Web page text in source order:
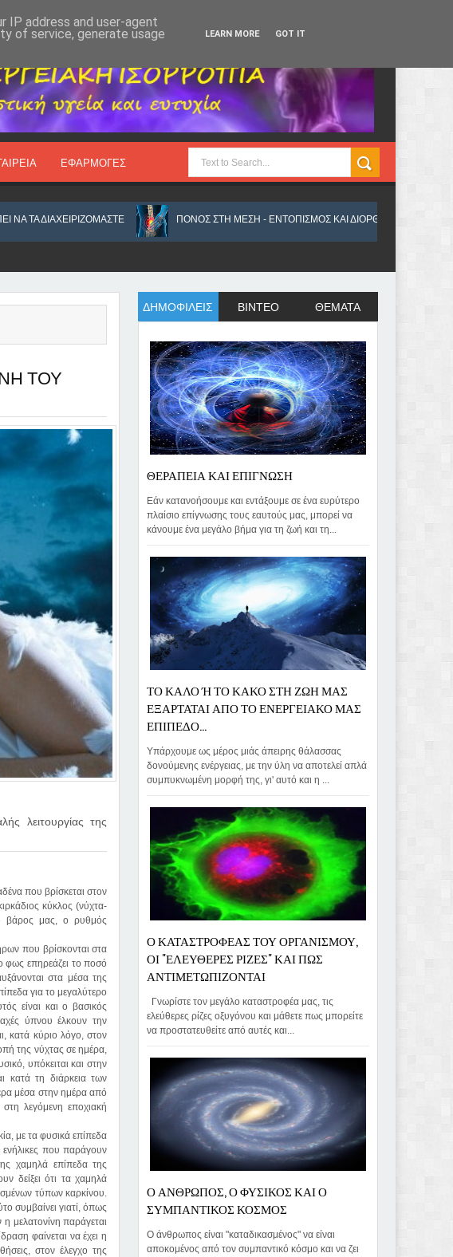
ΕΦΑΡΜΟΓΕΣ
ΠΟΝΟΣ ΣΤΗ ΜΕΣΗ - ΕΝΤΟΠΙΣΜΟΣ ΚΑΙ ΔΙΟΡΘΩΣΗ ΤΟΥ ΠΡΟΒΛΗΜΑΤΟΣ
ΣΤΟΥΣ ΠΝΕΥΜΟΝΕΣ ΚΑΙ ΔΙΑΤΑΡΑΧΗΣ ΤΟΥ ΟΥΡΟΠΟΙΗΤΙΚΟΥ
ΤΟΥ
λειτουργίας της
που βρίσκεται στον
κύκλος (νύχτα-
βάρος μας, ο ρυθμός
που βρίσκονται στα
φως επηρεάζει το ποσό
στα μέσα της
για το μεγαλύτερο
είναι και ο βασικός
ύπνου έλκουν την
κατά κύριο λόγο, στον
της νύχτας σε ημέρα,
υπόκειται και στην
κατά τη διάρκεια των
μέσα στην ημέρα από
λεγόμενη εποχιακή
με τα φυσικά επίπεδα
ενήλικες που παράγουν
χαμηλά επίπεδα της
δείξει ότι τα χαμηλά
τύπων καρκίνου.
συμβαίνει γιατί, όπως
η μελατονίνη παράγεται
φαίνεται να έχει η
στον έλεγχο της
ΔΗΜΟΦΙΛΕΙΣ ΒΙΝΤΕΟ ΘΕΜΑΤΑ
ΘΕΡΑΠΕΙΑ ΚΑΙ ΕΠΙΓΝΩΣΗ
Εάν κατανοήσουμε και εντάξουμε σε ένα ευρύτερο
πλαίσιο επίγνωσης τους εαυτούς μας, μπορεί να
κάνουμε ένα μεγάλο βήμα για τη ζωή και τη...
ΤΟ ΚΑΛΟ Ή ΤΟ ΚΑΚΟ ΣΤΗ ΖΩΗ ΜΑΣ
ΕΞΑΡΤΑΤΑΙ ΑΠΟ ΤΟ ΕΝΕΡΓΕΙΑΚΟ ΜΑΣ
ΕΠΙΠΕΔΟ...
Υπάρχουμε ως μέρος μιάς άπειρης θάλασσας
δονούμενης ενέργειας, με την ύλη να αποτελεί απλά
συμπυκνωμένη μορφή της, γι' αυτό και η ...
Ο ΚΑΤΑΣΤΡΟΦΕΑΣ ΤΟΥ ΟΡΓΑΝΙΣΜΟΥ,
ΟΙ "ΕΛΕΥΘΕΡΕΣ ΡΙΖΕΣ" ΚΑΙ ΠΩΣ
ΑΝΤΙΜΕΤΩΠΙΖΟΝΤΑΙ
Γνωρίστε τον μεγάλο καταστροφέα μας, τις
ελεύθερες ρίζες οξυγόνου και μάθετε πως μπορείτε
να προστατευθείτε από αυτές και...
Ο ΑΝΘΡΩΠΟΣ, Ο ΦΥΣΙΚΟΣ ΚΑΙ Ο
ΣΥΜΠΑΝΤΙΚΟΣ ΚΟΣΜΟΣ
Ο άνθρωπος είναι "καταδικασμένος" να είναι
αποκομένος από τον συμπαντικό κόσμο και να ζει
IP address and user-agent
of service, generate usage LEARN MORE GOT IT